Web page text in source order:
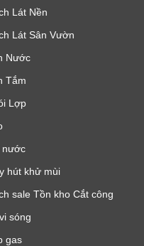
Lát Nền
Lát Sân Vườn
Nước
Tắm
Lợp
nước
hút khử mùi
sale Tồn kho Cắt công
sóng
gas